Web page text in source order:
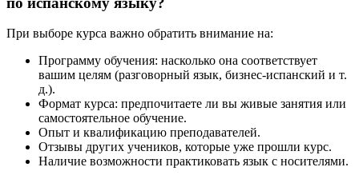
При выборе курса важно обратить внимание на:
Программу обучения: насколько она соответствует
вашим целям (разговорный язык, бизнес-испанский и т.
д.).
Формат курса: предпочитаете ли вы живые занятия или
самостоятельное обучение.
Опыт и квалификацию преподавателей.
Отзывы других учеников, которые уже прошли курс.
Наличие возможности практиковать язык с носителями.